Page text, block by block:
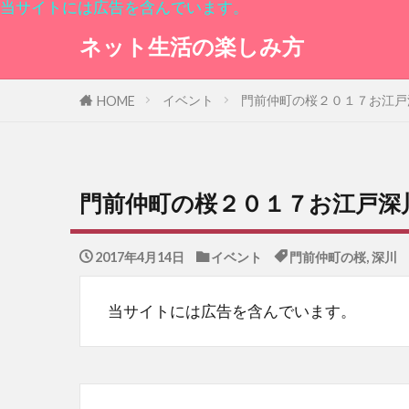
当サイトには広告を含んでいます。
ネット生活の楽しみ方
HOME イベント 門前仲町の桜２０１７お江
門前仲町の桜２０１７お江戸
2017年4月14日 イベント 門前仲町の桜,深川
当サイトには広告を含んでいます。